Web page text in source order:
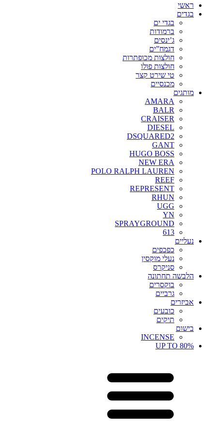
ראשי
בגדים
בגדי ים
ברמודות
ג’ינסים
דגמח”ים
חולצות מכופתרות
חולצות פולו
טי שירט קצר
מכנסיים
מותגים
AMARA
BALR
CRAISER
DIESEL
DSQUARED2
GANT
HUGO BOSS
NEW ERA
POLO RALPH LAUREN
REEF
REPRESENT
RHUN
UGG
YN
SPRAYGROUND
613
נעליים
כפכפים
נעלי מוקסין
סניקרס
הלבשה תחתונה
בוקסרים
גרביים
אביזרים
כובעים
תיקים
בישום
INCENSE
UP TO 80%